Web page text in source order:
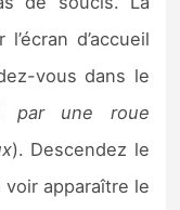
d’accueil
vous dans le
par une roue
). Descendez le
voir apparaître le